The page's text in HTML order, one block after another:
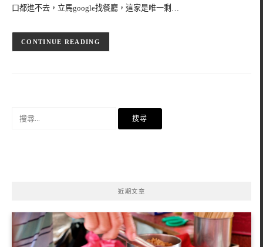
口都進不去，立馬google找餐廳，這家是唯一剩…
CONTINUE READING
近期文章